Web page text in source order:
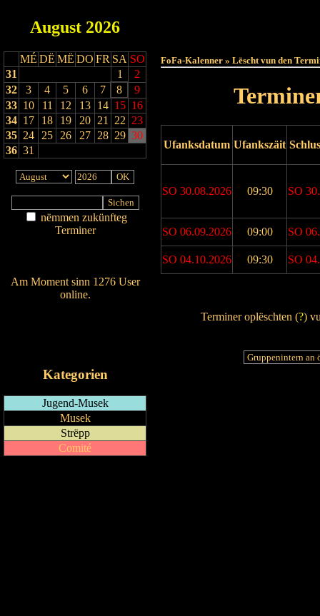
August 2026
MÉ DË MË DO FR SA SO
31
1
2
32
3 4 5 6 7 8
9
33 10 11 12 13 14 15 16
34 17 18 19 20 21 22 23
35 24 25 26 27 28 29 30
36 31
nëmmen zukünfteg
Terminer
Am Moment sinn 1276 User
online.
Kategorien
Jugend-Musek
Musek
Strëpp
Comité
FoFa-Kalenner » Lëscht vun den
Ufanksdatum Ufankszäit
SO 30.08.2026 09:30 SO
SO 06.09.2026 09:00 SO
SO 04.10.2026 09:30 SO
Terminer oplëschten (?)